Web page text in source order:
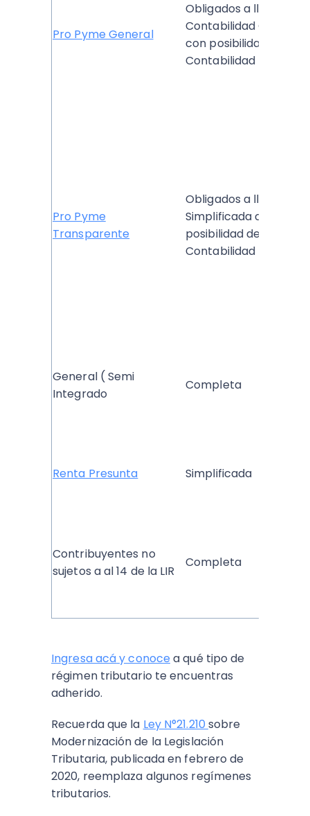
Pro Pyme General
Obligados a llevar
Contabilidad
con posibilidad de
Contabilidad
Pro Pyme
Transparente
Obligados a llevar
Simplificada con
posibilidad de llevar
Contabilidad
General ( Semi
Integrado
Completa
Renta Presunta Simplificada
Contribuyentes no
sujetos a al 14 de la LIR
Completa
Ingresa acáy conoce a qué tipo de
régimen tributario te encuentras
adherido.
Recuerda que la Ley N°21.210 sobre
Modernización de la Legislación
Tributaria, publicada en febrero de
2020, reemplaza algunos regímenes
tributarios.